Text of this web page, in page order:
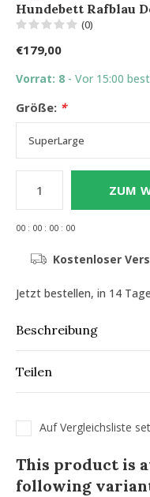
Hundebett Rafblau
(0)
€179,00
Vorrat: 8 - Vor 15:00
Größe: *
ZUM
00 : 00 : 00 : 00
Kostenloser
Jetzt bestellen, in 14
Beschreibung
Teilen
Auf Vergleichsliste
This product is
following